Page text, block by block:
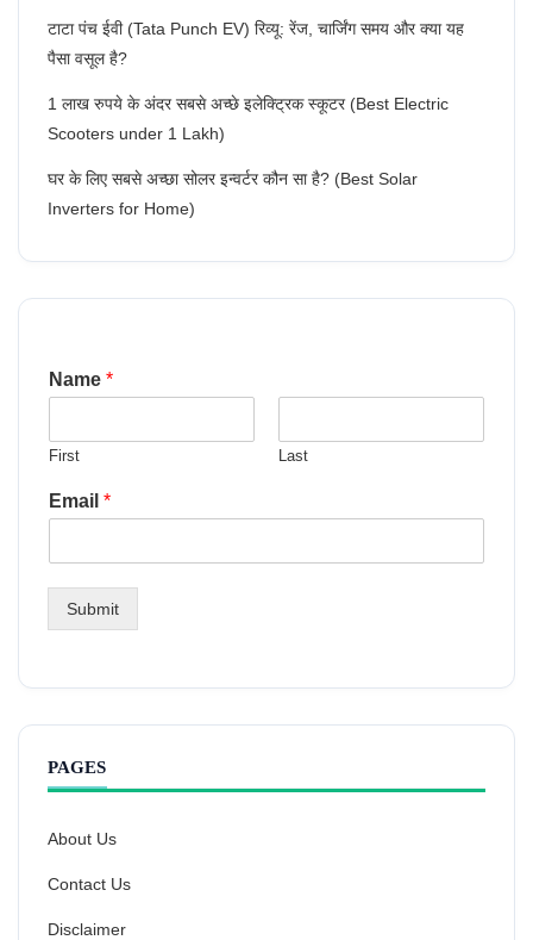
टाटा पंच ईवी (Tata Punch EV) रिव्यू: रेंज, चार्जिंग समय और क्या यह
पैसा वसूल है?
1 लाख रुपये के अंदर सबसे अच्छे इलेक्ट्रिक स्कूटर (Best Electric
Scooters under 1 Lakh)
घर के लिए सबसे अच्छा सोलर इन्वर्टर कौन सा है? (Best Solar
Inverters for Home)
Name *
First Last
Email *
Submit
PAGES
About Us
Contact Us
Disclaimer